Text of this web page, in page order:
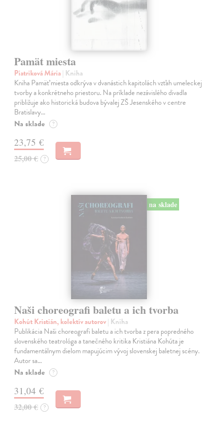
Pamät miesta
Piatriková Mária| Kniha
Kniha Pamäť miesta odkrýva v dvanástich kapitolách vzťah umeleckej
tvorby a konkrétneho priestoru. Na príklade nezávislého divadla
približuje ako historická budova bývalej ZŠ Jesenského v centre
Bratislavy…
Na sklade ?
23,75 €
25,00 € ?
na sklade
Naši choreografi baletu a ich tvorba
Kohút Kristián, kolektív autorov| Kniha
Publikácia Naši choreografi baletu a ich tvorba z pera popredného
slovenského teatrológa a tanečného kritika Kristiána Kohúta je
fundamentálnym dielom mapujúcim vývoj slovenskej baletnej scény.
Autor sa…
Na sklade ?
31,04 €
32,00 € ?